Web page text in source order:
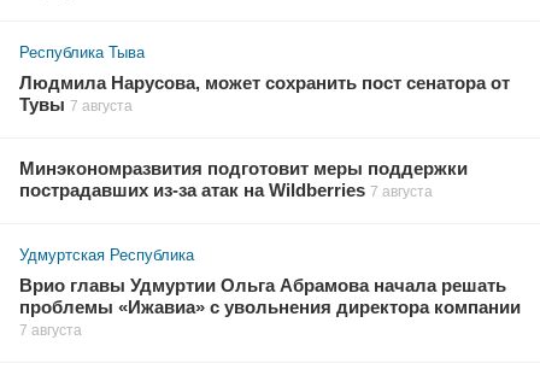
Республика Тыва
Людмила Нарусова, может сохранить пост сенатора от
Тувы 7 августа
Минэкономразвития подготовит меры поддержки
пострадавших из-за атак на Wildberries 7 августа
Удмуртская Республика
Врио главы Удмуртии Ольга Абрамова начала решать
проблемы «Ижавиа» с увольнения директора компании
7 августа